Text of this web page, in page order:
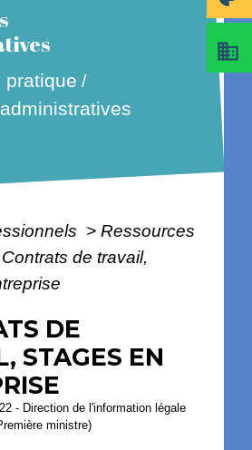
pratique /
> Ressources
Contrats de travail,
DE
STAGES EN
- Direction de l'information légale
ministre)
business